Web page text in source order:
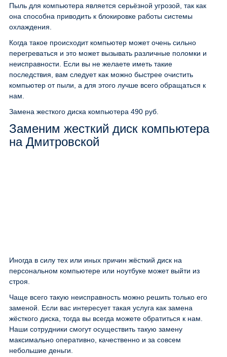
Пыль для компьютера является серьёзной угрозой, так как
она способна приводить к блокировке работы системы
охлаждения.
Когда такое происходит компьютер может очень сильно
перегреваться и это может вызывать различные поломки и
неисправности. Если вы не желаете иметь такие
последствия, вам следует как можно быстрее очистить
компьютер от пыли, а для этого лучше всего обращаться к
нам.
Замена жесткого диска компьютера 490 руб.
Заменим жесткий диск компьютера
на Дмитровской
Иногда в силу тех или иных причин жёсткий диск на
персональном компьютере или ноутбуке может выйти из
строя.
Чаще всего такую неисправность можно решить только его
заменой. Если вас интересует такая услуга как замена
жёсткого диска, тогда вы всегда можете обратиться к нам.
Наши сотрудники смогут осуществить такую замену
максимально оперативно, качественно и за совсем
небольшие деньги.